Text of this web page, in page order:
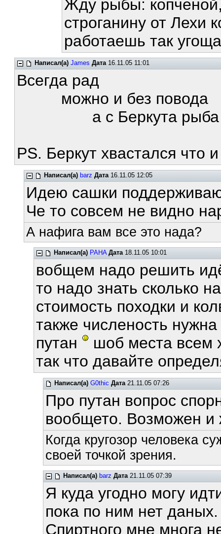
Жду рыбы:
строганину от Лехи
работаешь так
Написал(а) James Дата16.11.05 11:01
Всегда рад
можно и без повода
а с Беркута рыба
PS. Беркут хвастался что
Написал(а) barz Дата16.11.05 12:05
Идею сашки
Че то совсем не видно
А нафига вам все это нада?
Написал(а) PAHA Дата18.11.05 10:01
вобщем надо решить
то надо знать сколько
стоимость походки и
также численость
путан
шоб места всем
так что давайте
Написал(а) G0thic Дата21.11.05 07:26
Про путан вопрос
вообщето. Возможен и
Когда кругозор человека
своей точкой зрения.
Написал(а) barz Дата21.11.05 07:39
Я куда угодно могу
пока по ним нет
Спиртного мне многа